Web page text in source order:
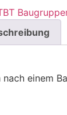
einem